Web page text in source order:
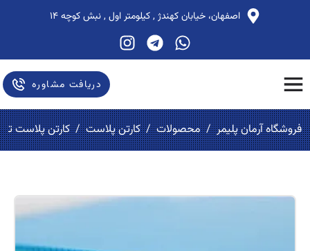
اصفهان، خیابان کهندژ , کیلومتر اول , نبش کوچه ۱۴
دریافت مشاوره
فروشگاه آرمان پلیمر / محصولات / کارتن پلاست / کارتن پلاست